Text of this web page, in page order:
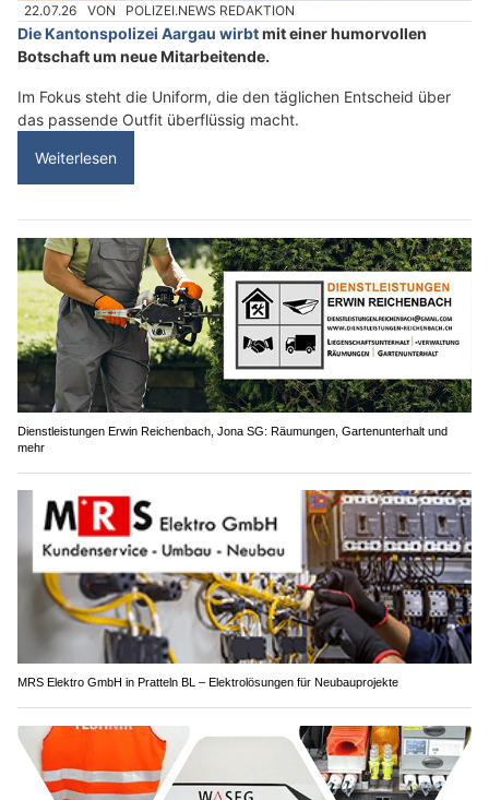
22.07.26 VON POLIZEI.NEWS REDAKTION
Die Kantonspolizei Aargau wirbtmit einer humorvollen
Botschaft um neue Mitarbeitende.
Im Fokus steht die Uniform, die den täglichen Entscheid über
das passende Outfit überflüssig macht.
Weiterlesen
Dienstleistungen Erwin Reichenbach, Jona SG: Räumungen, Gartenunterhalt und
mehr
MRS Elektro GmbH in Pratteln BL – Elektrolösungen für Neubauprojekte